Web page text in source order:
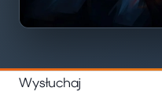
Wysłuchaj